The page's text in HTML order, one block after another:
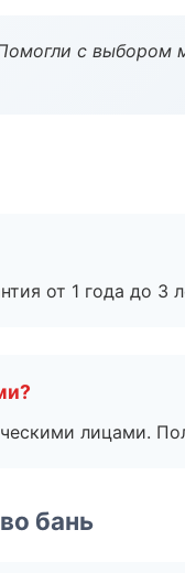
с выбором
от 1 года до 3
лицами.
бань